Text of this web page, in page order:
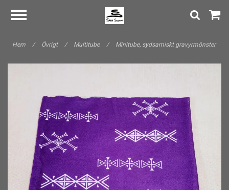
Hem / Övrigt / Multitube / Minitube, sydsamiskt gravyrmönster